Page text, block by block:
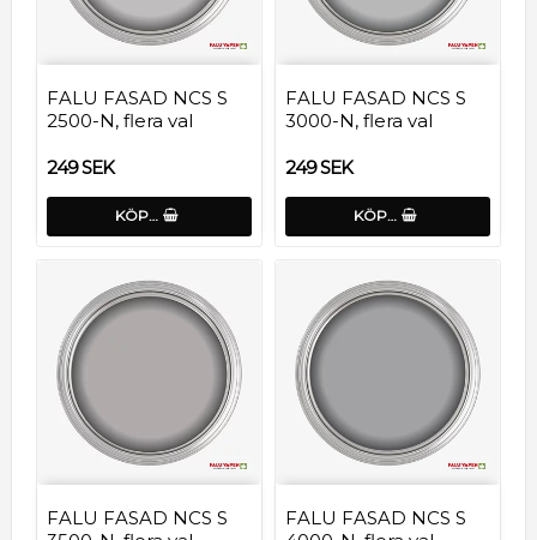
FALU FASAD NCS S
2500-N, flera val
249 SEK
KÖP…
FALU FASAD NCS S
3000-N, flera val
249 SEK
KÖP…
FALU FASAD NCS S
FALU FASAD NCS S